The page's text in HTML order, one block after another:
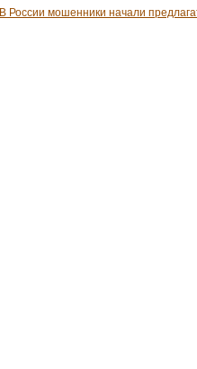
В России мошенники начали